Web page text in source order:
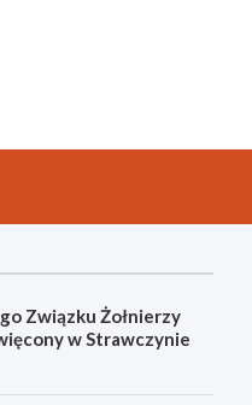
Związku Żołnierzy
w Strawczynie